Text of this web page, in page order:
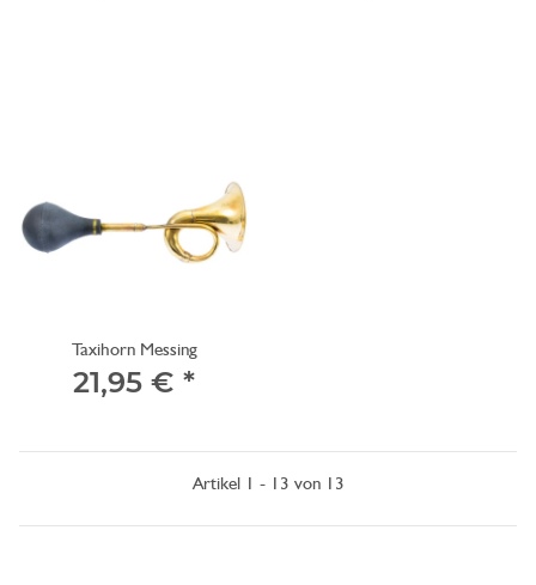
Taxihorn Messing
21,95 € *
Artikel 1 - 13 von 13